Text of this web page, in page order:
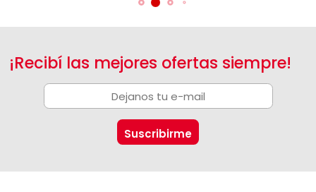
¡Recibí las mejores ofertas siempre!